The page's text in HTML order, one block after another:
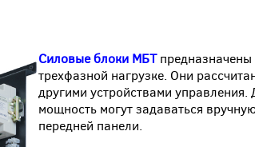
Силовые блоки МБТпредназначены
трехфазной нагрузке. Они
другими устройствами
мощность могут задаваться
передней панели.